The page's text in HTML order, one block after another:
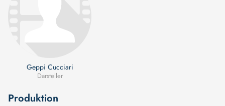
Geppi Cucciari
Darsteller
Produktion